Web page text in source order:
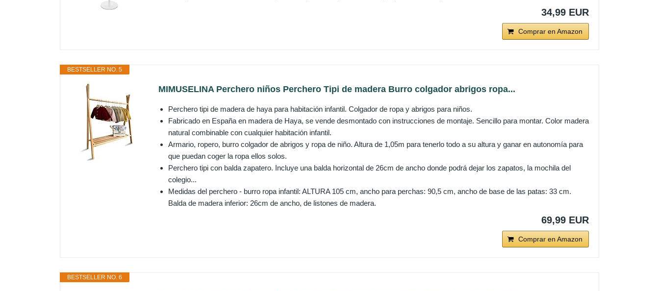
34,99 EUR
Comprar en Amazon
BESTSELLER NO. 5
MIMUSELINA Perchero niños Perchero Tipi de madera Burro colgador abrigos ropa...
Perchero tipi de madera de haya para habitación infantil. Colgador de ropa y abrigos para niños.
Fabricado en España en madera de Haya, se vende desmontado con instrucciones de montaje. Sencillo para montar. Color madera
natural combinable con cualquier habitación infantil.
Armario, ropero, burro colgador de abrigos y ropa de niño. Altura de 1,05m para tenerlo todo a su altura y ganar en autonomía para
que puedan coger la ropa ellos solos.
Perchero tipi con balda zapatero. Incluye una balda horizontal de 26cm de ancho donde podrá dejar los zapatos, la mochila del
colegio...
Medidas del perchero - burro ropa infantil: ALTURA 105 cm, ancho para perchas: 90,5 cm, ancho de base de las patas: 33 cm.
Balda de madera inferior: 26cm de ancho, de listones de madera.
69,99 EUR
Comprar en Amazon
BESTSELLER NO. 6